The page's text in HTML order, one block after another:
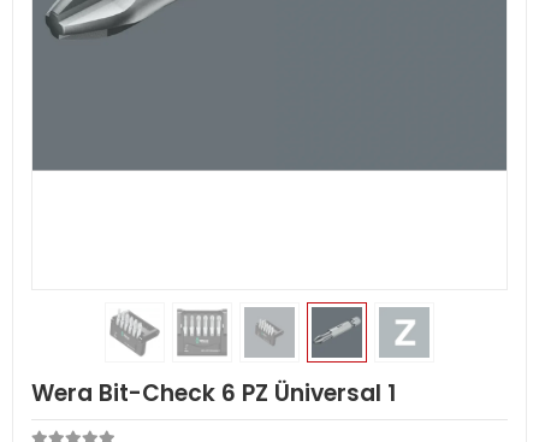
Wera Bit-Check 6 PZ Üniversal 1